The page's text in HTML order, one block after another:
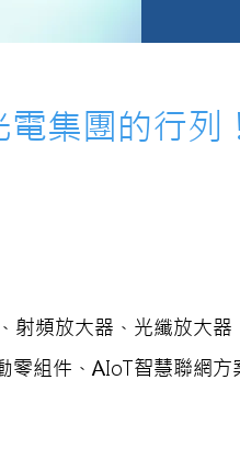
集團的行列
射頻放大器、光纖放大器
零組件、AIoT智慧聯網方